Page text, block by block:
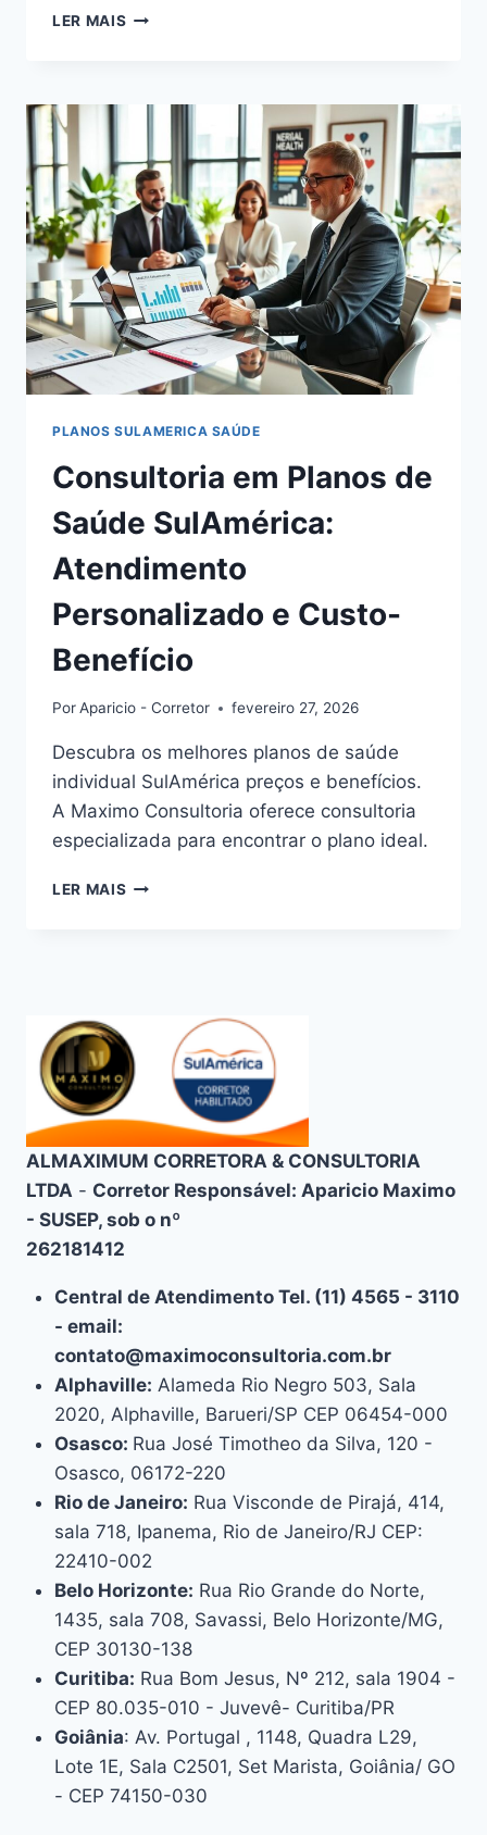
LER MAIS PLANO
EM
PERDIZES:
CUSTO-
BENEFÍCIO
PME
PLANOS SULAMERICA SAÚDE
Consultoria em Planos de
Saúde SulAmérica:
Atendimento
Personalizado e Custo-
Benefício
PorAparicio - Corretor fevereiro 27, 2026
Descubra os melhores planos de saúde
individual SulAmérica preços e benefícios.
A Maximo Consultoria oferece consultoria
especializada para encontrar o plano ideal.
LER MAIS CONSULTORIA
ATENDIMENTO
PERSONALIZADO
E
CUSTO-
BENEFÍCIO
ALMAXIMUM CORRETORA & CONSULTORIA
LTDA - Corretor Responsável: Aparicio Maximo
- SUSEP, sob o nº
262181412
Central de Atendimento Tel. (11) 4565 - 3110
- email:
contato@maximoconsultoria.com.br
Alphaville: Alameda Rio Negro 503, Sala
2020, Alphaville, Barueri/SP CEP 06454-000
Osasco: Rua José Timotheo da Silva, 120 -
Osasco, 06172-220
Rio de Janeiro: Rua Visconde de Pirajá, 414,
sala 718, Ipanema, Rio de Janeiro/RJ CEP:
22410-002
Belo Horizonte: Rua Rio Grande do Norte,
1435, sala 708, Savassi, Belo Horizonte/MG,
CEP 30130-138
Curitiba: Rua Bom Jesus, Nº 212, sala 1904 -
CEP 80.035-010 - Juvevê- Curitiba/PR
Goiânia: Av. Portugal , 1148, Quadra L29,
Lote 1E, Sala C2501, Set Marista, Goiânia/ GO
- CEP 74150-030